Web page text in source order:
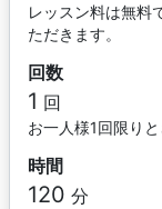
レッスン料は無料
ただきます。
回数
1 回
お一人様1回限り
時間
120 分